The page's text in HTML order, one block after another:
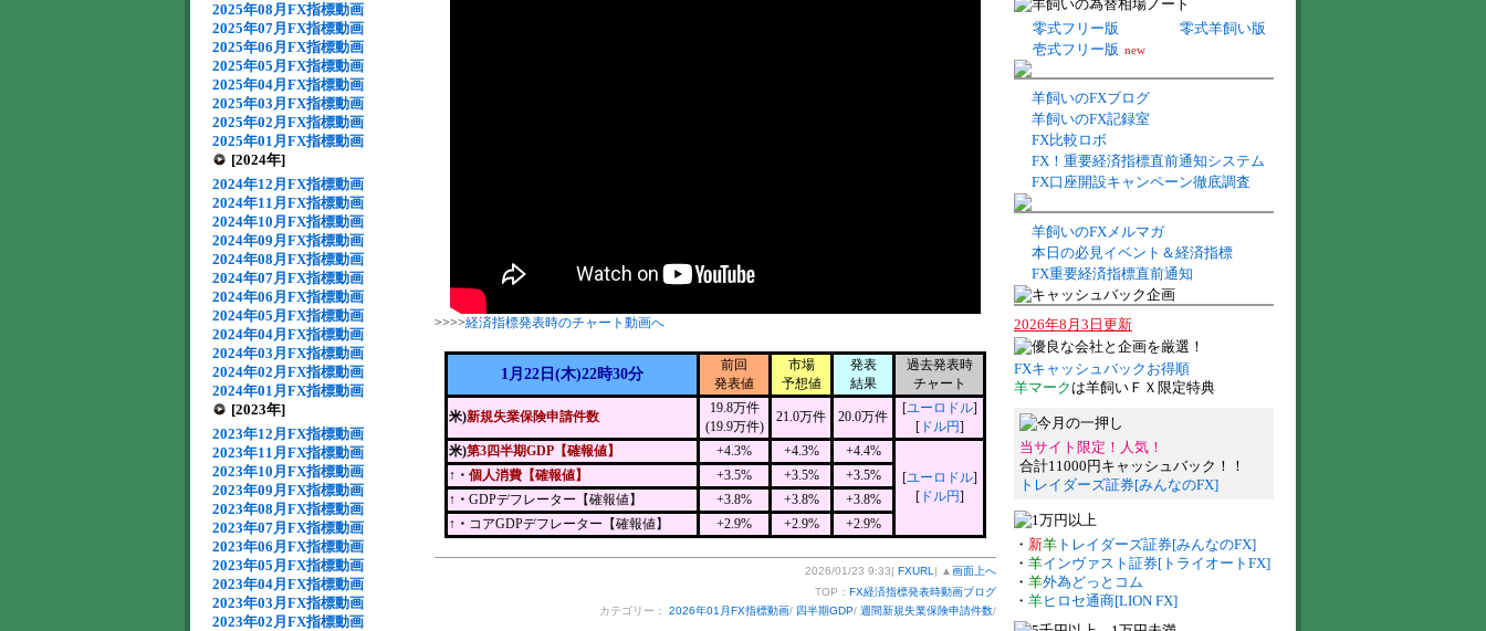
2025年08月FX指標動画
2025年07月FX指標動画
2025年06月FX指標動画
2025年05月FX指標動画
2025年04月FX指標動画
2025年03月FX指標動画
2025年02月FX指標動画
2025年01月FX指標動画
[2024年]
2024年12月FX指標動画
2024年11月FX指標動画
2024年10月FX指標動画
2024年09月FX指標動画
2024年08月FX指標動画
2024年07月FX指標動画
2024年06月FX指標動画
2024年05月FX指標動画
2024年04月FX指標動画
2024年03月FX指標動画
2024年02月FX指標動画
2024年01月FX指標動画
[2023年]
2023年12月FX指標動画
2023年11月FX指標動画
2023年10月FX指標動画
2023年09月FX指標動画
2023年08月FX指標動画
2023年07月FX指標動画
2023年06月FX指標動画
2023年05月FX指標動画
2023年04月FX指標動画
2023年03月FX指標動画
2023年02月FX指標動画
>>>>経済指標発表時のチャート動画へ
1月22日(木)22時30分
前回
発表値
市場
予想値
発表
結果
過去発表時
チャート
米)新規失業保険申請件数
19.8万件
(19.9万件)
21.0万件 20.0万件
[ユーロドル]
[ドル円]
米)第3四半期GDP【確報値】 +4.3% +4.3%
+4.4%
[ユーロドル]
[ドル円]
↑・ 個人消費【確報値】 +3.5% +3.5%
+3.5%
↑・ GDPデフレーター【確報値】 +3.8% +3.8%
+3.8%
↑・ コアGDPデフレーター【確報値】 +2.9% +2.9% +2.9%
2026/01/23 9:33| FXURL | ▲ 画面上へ
TOP： FX経済指標発表時動画ブログ
カテゴリー： 2026年01月FX指標動画/ 四半期GDP/ 週間新規失業保険申請件数/
零式フリー版
零式羊飼い版
壱式フリー版 new
羊飼いのFXブログ
羊飼いのFX記録室
FX比較ロボ
FX！重要経済指標直前通知システム
FX口座開設キャンペーン徹底調査
羊飼いのFXメルマガ
本日の必見イベント＆経済指標
FX重要経済指標直前通知
2026年8月3日更新
FXキャッシュバックお得順
羊マーク は羊飼いＦＸ限定特典
当サイト限定！人気！
合計11000円キャッシュバック！！
トレイダーズ証券[みんなのFX]
・ 新羊 トレイダーズ証券[みんなのFX]
・ 羊インヴァスト証券[トライオートFX]
・ 羊外為どっとコム
・ 羊ヒロセ通商[LION FX]